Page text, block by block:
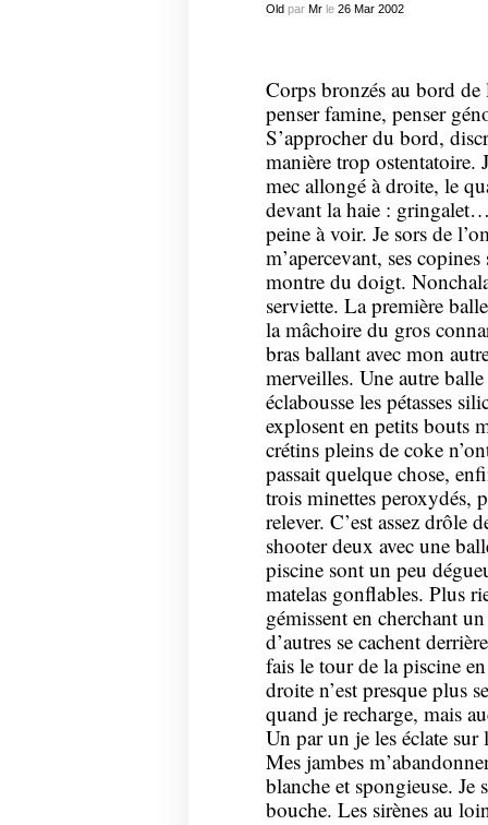
Oldpar Mrle 26 Mar 2002
Corps bronzés au bord
penser famine, penser
S’approcher du bord,
manière trop ostentatoire.
mec allongé à droite, le
devant la haie :
peine à voir. Je sors de
m’apercevant, ses copines
montre du doigt.
serviette. La première
la mâchoire du gros
bras ballant avec mon
merveilles. Une autre
éclabousse les pétasses
explosent en petits bouts
crétins pleins de coke
passait quelque chose,
trois minettes peroxydés,
relever. C’est assez drôle
shooter deux avec une
piscine sont un peu
matelas gonflables. Plus
gémissent en cherchant
d’autres se cachent
fais le tour de la piscine
droite n’est presque plus
quand je recharge, mais
Un par un je les éclate
Mes jambes
blanche et spongieuse. Je
bouche. Les sirènes au